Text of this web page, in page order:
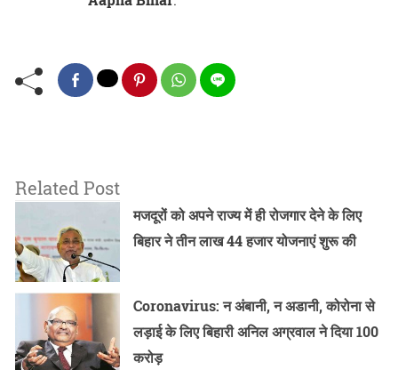
Related Post
मजदूरों को अपने राज्य में ही रोजगार देने के लिए
बिहार ने तीन लाख 44 हजार योजनाएं शुरू की
Coronavirus: न अंबानी, न अडानी, कोरोना से
लड़ाई के लिए बिहारी अनिल अग्रवाल ने दिया 100
करोड़